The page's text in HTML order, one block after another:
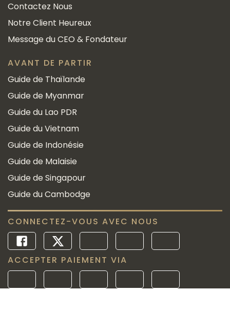
Contactez Nous
Notre Client Heureux
Message du CEO & Fondateur
AVANT DE PARTIR
Guide de Thaïlande
Guide de Myanmar
Guide du Lao PDR
Guide du Vietnam
Guide de Indonésie
Guide de Malaisie
Guide de Singapour
Guide du Cambodge
CONNECTEZ-VOUS AVEC NOUS
ACCEPTER PAIEMENT VIA